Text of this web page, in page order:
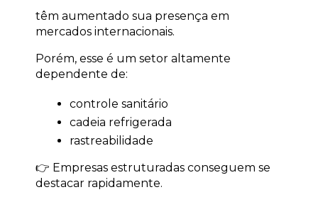
têm aumentado sua presença em
mercados internacionais.
Porém, esse é um setor altamente
dependente de:
controle sanitário
cadeia refrigerada
rastreabilidade
👉 Empresas estruturadas conseguem se
destacar rapidamente.